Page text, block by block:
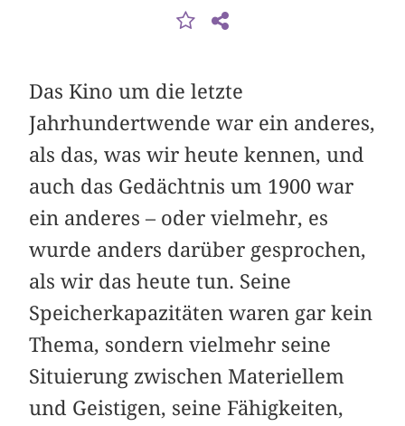
Das Kino um die letzte
Jahrhundertwende war ein anderes,
als das, was wir heute kennen, und
auch das Gedächtnis um 1900 war
ein anderes – oder vielmehr, es
wurde anders darüber gesprochen,
als wir das heute tun. Seine
Speicherkapazitäten waren gar kein
Thema, sondern vielmehr seine
Situierung zwischen Materiellem
und Geistigen, seine Fähigkeiten,